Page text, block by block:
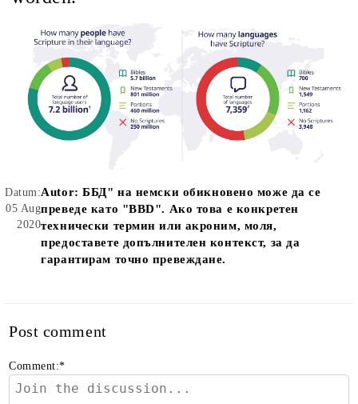
Datum:
05 Aug
2020
Autor: ББД" на немски обикновено може да се
преведе като "BBD". Ако това е конкретен
технически термин или акроним, моля,
предоставете допълнителен контекст, за да
гарантирам точно превеждане.
Post comment
Comment:*